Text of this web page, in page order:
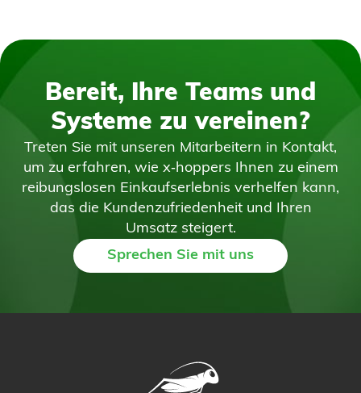
Bereit, Ihre Teams und
Systeme zu vereinen?
Treten Sie mit unseren Mitarbeitern in Kontakt,
um zu erfahren, wie x‑hoppers Ihnen zu einem
reibungslosen Einkaufserlebnis verhelfen kann,
das die Kundenzufriedenheit und Ihren
Umsatz steigert.
Sprechen Sie mit uns